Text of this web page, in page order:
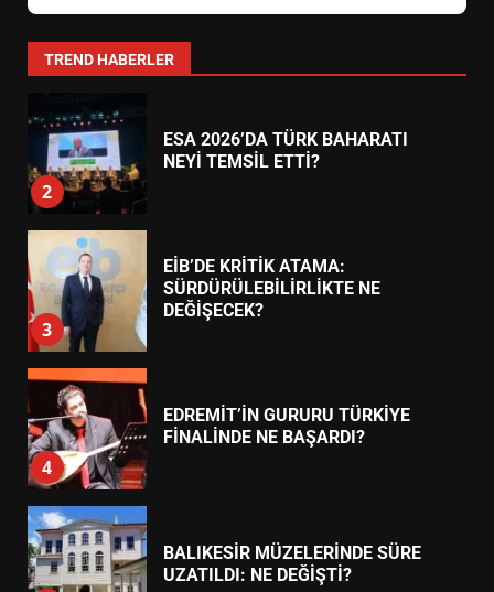
TREND HABERLER
1
HAREKETE GEÇİYOR: GÖZLER
2
ESA 2026’DA TÜRK BAHARATI
NEYİ TEMSİL ETTİ?
3
EİB’DE KRİTİK ATAMA:
SÜRDÜRÜLEBİLİRLİKTE NE
DEĞİŞECEK?
4
EDREMİT’İN GURURU TÜRKİYE
FİNALİNDE NE BAŞARDI?
BALIKESİR MÜZELERİNDE SÜRE
UZATILDI: NE DEĞİŞTİ?